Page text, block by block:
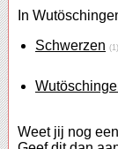
In
Schwerzen (1)
Weet jij nog